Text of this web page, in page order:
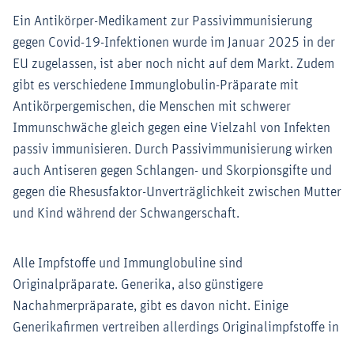
Ein Antikörper-Medikament zur Passivimmunisierung
gegen Covid-19-Infektionen wurde im Januar 2025 in der
EU zugelassen, ist aber noch nicht auf dem Markt. Zudem
gibt es verschiedene Immunglobulin-Präparate mit
Antikörpergemischen, die Menschen mit schwerer
Immunschwäche gleich gegen eine Vielzahl von Infekten
passiv immunisieren. Durch Passivimmunisierung wirken
auch Antiseren gegen Schlangen- und Skorpionsgifte und
gegen die Rhesusfaktor-Unverträglichkeit zwischen Mutter
und Kind während der Schwangerschaft.
Alle Impfstoffe und Immunglobuline sind
Originalpräparate. Generika, also günstigere
Nachahmerpräparate, gibt es davon nicht. Einige
Generikafirmen vertreiben allerdings Originalimpfstoffe in